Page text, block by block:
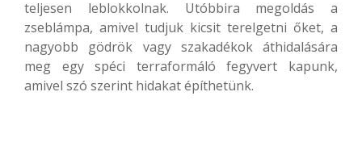
teljesen leblokkolnak. Utóbbira megoldás a
zseblámpa, amivel tudjuk kicsit terelgetni őket, a
nagyobb gödrök vagy szakadékok áthidalására
meg egy spéci terraformáló fegyvert kapunk,
amivel szó szerint hidakat építhetünk.